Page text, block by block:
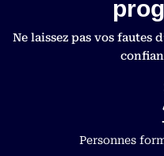
Ne laissez pas vos fautes
Personnes